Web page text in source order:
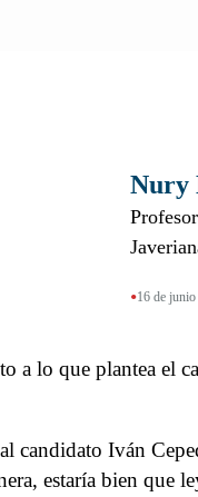
Nury
•16 de
a lo que plantea el
candidato Iván
estaría bien que